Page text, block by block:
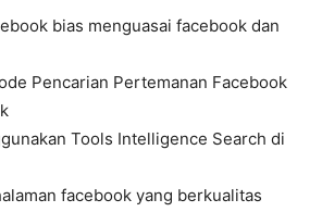
bias menguasai facebook dan
Pencarian Pertemanan Facebook
Tools Intelligence Search di
facebook yang berkualitas